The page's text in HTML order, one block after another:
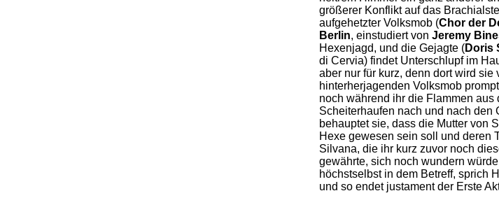
größerer Konflikt auf das
aufgehetzter Volksmob (Chor der
Berlin, einstudiert von Jeremy
Hexenjagd, und die Gejagte (Doris
di Cervia) findet Unterschlupf im
aber nur für kurz, denn dort wird sie
hinterherjagenden Volksmob
noch während ihr die Flammen aus
Scheiterhaufen nach und nach den
behauptet sie, dass die Mutter von
Hexe gewesen sein soll und deren
Silvana, die ihr kurz zuvor noch
gewährte, sich noch wundern
höchstselbst in dem Betreff, sprich
und so endet justament der Erste